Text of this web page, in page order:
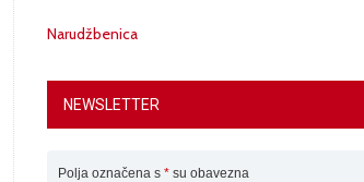
Narudžbenica
NEWSLETTER
Polja označena s * su obavezna